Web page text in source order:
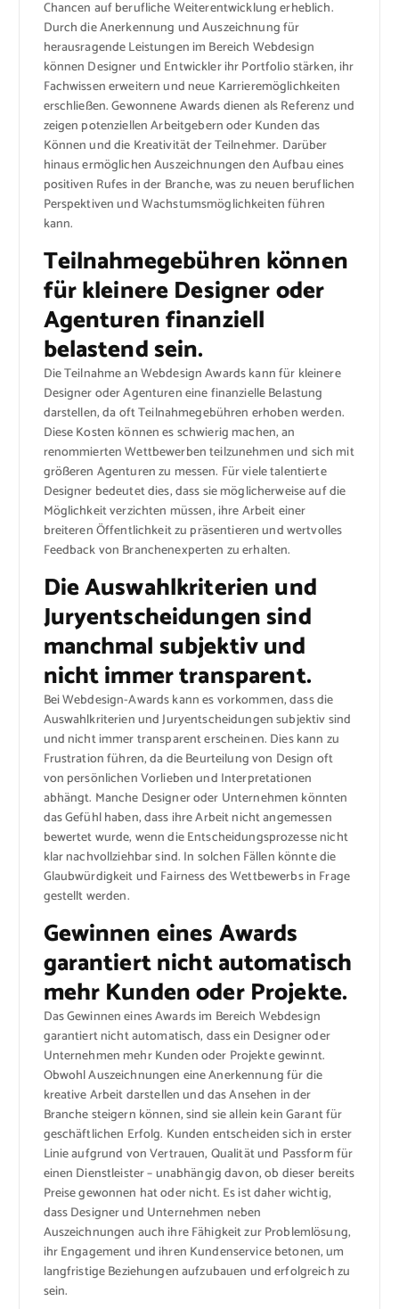
Chancen auf berufliche Weiterentwicklung erheblich.
Durch die Anerkennung und Auszeichnung für
herausragende Leistungen im Bereich Webdesign
können Designer und Entwickler ihr Portfolio stärken, ihr
Fachwissen erweitern und neue Karrieremöglichkeiten
erschließen. Gewonnene Awards dienen als Referenz und
zeigen potenziellen Arbeitgebern oder Kunden das
Können und die Kreativität der Teilnehmer. Darüber
hinaus ermöglichen Auszeichnungen den Aufbau eines
positiven Rufes in der Branche, was zu neuen beruflichen
Perspektiven und Wachstumsmöglichkeiten führen
kann.
Teilnahmegebühren können
für kleinere Designer oder
Agenturen finanziell
belastend sein.
Die Teilnahme an Webdesign Awards kann für kleinere
Designer oder Agenturen eine finanzielle Belastung
darstellen, da oft Teilnahmegebühren erhoben werden.
Diese Kosten können es schwierig machen, an
renommierten Wettbewerben teilzunehmen und sich mit
größeren Agenturen zu messen. Für viele talentierte
Designer bedeutet dies, dass sie möglicherweise auf die
Möglichkeit verzichten müssen, ihre Arbeit einer
breiteren Öffentlichkeit zu präsentieren und wertvolles
Feedback von Branchenexperten zu erhalten.
Die Auswahlkriterien und
Juryentscheidungen sind
manchmal subjektiv und
nicht immer transparent.
Bei Webdesign-Awards kann es vorkommen, dass die
Auswahlkriterien und Juryentscheidungen subjektiv sind
und nicht immer transparent erscheinen. Dies kann zu
Frustration führen, da die Beurteilung von Design oft
von persönlichen Vorlieben und Interpretationen
abhängt. Manche Designer oder Unternehmen könnten
das Gefühl haben, dass ihre Arbeit nicht angemessen
bewertet wurde, wenn die Entscheidungsprozesse nicht
klar nachvollziehbar sind. In solchen Fällen könnte die
Glaubwürdigkeit und Fairness des Wettbewerbs in Frage
gestellt werden.
Gewinnen eines Awards
garantiert nicht automatisch
mehr Kunden oder Projekte.
Das Gewinnen eines Awards im Bereich Webdesign
garantiert nicht automatisch, dass ein Designer oder
Unternehmen mehr Kunden oder Projekte gewinnt.
Obwohl Auszeichnungen eine Anerkennung für die
kreative Arbeit darstellen und das Ansehen in der
Branche steigern können, sind sie allein kein Garant für
geschäftlichen Erfolg. Kunden entscheiden sich in erster
Linie aufgrund von Vertrauen, Qualität und Passform für
einen Dienstleister – unabhängig davon, ob dieser bereits
Preise gewonnen hat oder nicht. Es ist daher wichtig,
dass Designer und Unternehmen neben
Auszeichnungen auch ihre Fähigkeit zur Problemlösung,
ihr Engagement und ihren Kundenservice betonen, um
langfristige Beziehungen aufzubauen und erfolgreich zu
sein.